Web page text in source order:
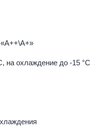
на охлаждение до -15 °С